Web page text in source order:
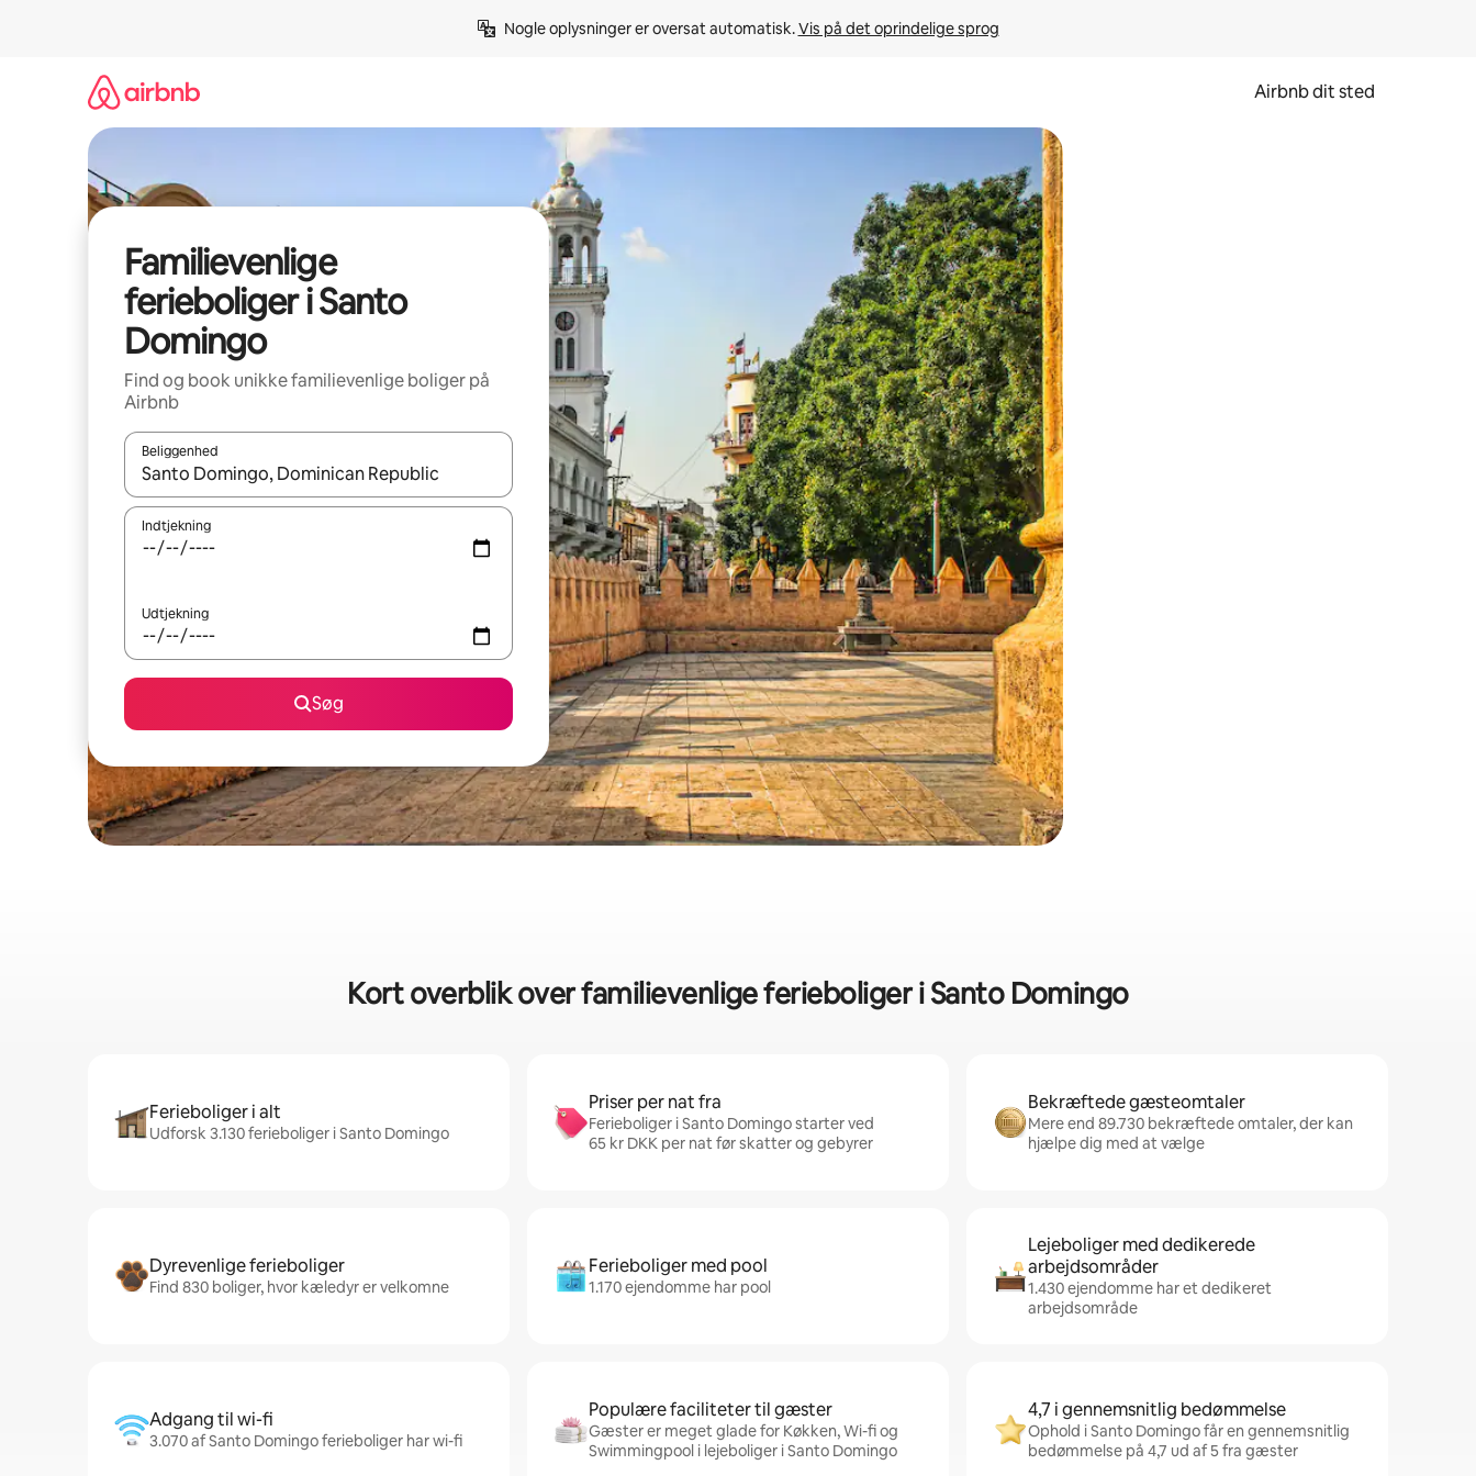
Nogle oplysninger er oversat automatisk. Vis på det oprindelige sprog
Airbnb dit sted
Familievenlige
ferieboliger i Santo
Domingo
Find og book unikke familievenlige boliger på
Airbnb
Beliggenhed
Når resultaterne er tilgængelige, skal du navigere med piletasterne op og ned eller se mere ved at trykke eller stryge.
Indtjekning
Udtjekning
Søg
Kort overblik over familievenlige ferieboliger i Santo Domingo
Ferieboliger i alt
Udforsk 3.130 ferieboliger i Santo Domingo
Priser per nat fra
Ferieboliger i Santo Domingo starter ved
65 kr DKK per nat før skatter og gebyrer
Bekræftede gæsteomtaler
Mere end 89.730 bekræftede omtaler, der kan
hjælpe dig med at vælge
Dyrevenlige ferieboliger
Find 830 boliger, hvor kæledyr er velkomne
Ferieboliger med pool
1.170 ejendomme har pool
Lejeboliger med dedikerede
arbejdsområder
1.430 ejendomme har et dedikeret
arbejdsområde
Adgang til wi-fi
3.070 af Santo Domingo ferieboliger har wi-fi
Populære faciliteter til gæster
Gæster er meget glade for Køkken, Wi-fi og
Swimmingpool i lejeboliger i Santo Domingo
4,7 i gennemsnitlig bedømmelse
Ophold i Santo Domingo får en gennemsnitlig
bedømmelse på 4,7 ud af 5 fra gæster